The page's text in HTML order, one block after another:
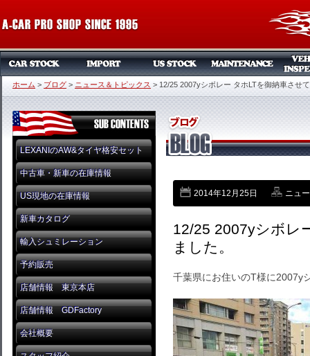
ホーム > ブログ > ニュース＆トピックス > 12/25 2007yシボレー タホLTを御納車させ
LEXANIのAW&タイヤ格安セット
中古車・新車の在庫情報
US現地の在庫情報
新車カタログ
輸入シュミレーション
予約販売
店舗情報 東京本店
店舗情報 GDFactory
会社概要
2014年12月25日 ニュ
12/25 2007yシボレ
ました。
千葉県にお住いのT様に2007y